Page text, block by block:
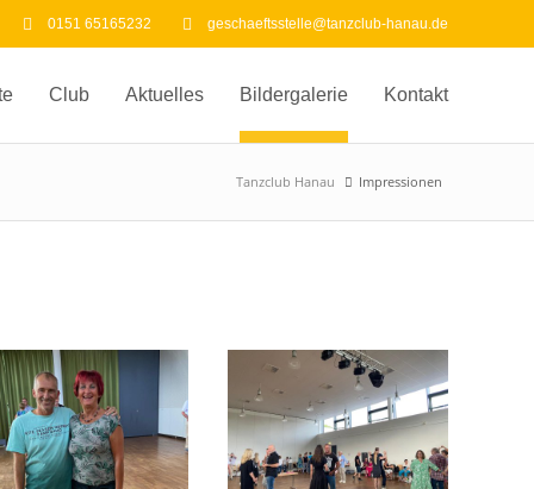
0151 65165232 geschaeftsstelle@tanzclub-hanau.de
Club Aktuelles Bildergalerie Kontakt
Tanzclub Hanau Impressionen